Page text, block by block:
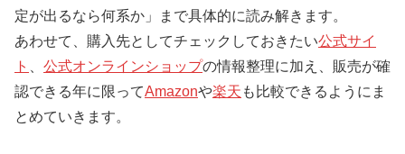
定が出るなら何系か」まで具体的に読み解きます。
あわせて、購入先としてチェックしておきたい公式サイ
ト 、 公式オンラインショップの情報整理に加え、販売が確
認できる年に限ってAmazonや楽天 も比較できるようにま
とめていきます。